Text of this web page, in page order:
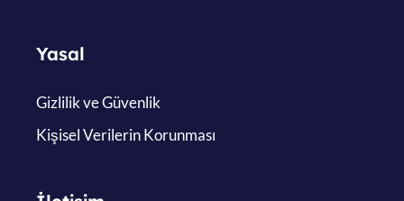
Yasal
Gizlilik ve Güvenlik
Kişisel Verilerin Korunması